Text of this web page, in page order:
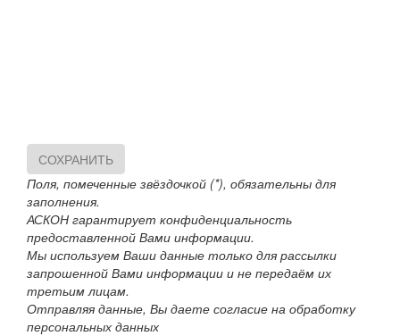
СОХРАНИТЬ
Поля, помеченные звёздочкой (*), обязательны для
заполнения.
АСКОН гарантирует конфиденциальность
предоставленной Вами информации.
Мы используем Ваши данные только для рассылки
запрошенной Вами информации и не передаём их
третьим лицам.
Отправляя данные, Вы даете согласие на обработку
персональных данных